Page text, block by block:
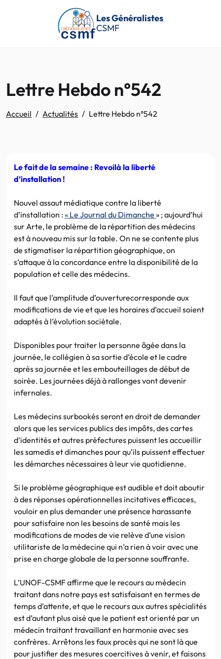
Passer au contenu principal
Les Généralistes
CSMF
Lettre Hebdo n°542
Accueil Actualités Lettre Hebdo n°542
Le fait de la semaine : Revoilà la liberté
d’installation !
Nouvel assaut médiatique contre la liberté
d’installation :« Le Journal du Dimanche » ; aujourd’hui
sur Arte, le problème de la répartition des médecins
est à nouveau mis sur la table. On ne se contente plus
de stigmatiser la répartition géographique, on
s’attaque à la concordance entre la disponibilité de la
population et celle des médecins.
Il faut que l’amplitude d’ouverturecorresponde aux
modifications de vie et que les horaires d’accueil soient
adaptés à l’évolution sociétale.
Disponibles pour traiter la personne âgée dans la
journée, le collégien à sa sortie d’école et le cadre
après sa journée et les embouteillages de début de
soirée. Les journées déjà à rallonges vont devenir
infernales.
Les médecins surbookés seront en droit de demander
alors que les services publics des impôts, des cartes
d’identités et autres préfectures puissent les accueillir
les samedis et dimanches pour qu’ils puissent effectuer
les démarches nécessaires à leur vie quotidienne.
Si le problème géographique est audible et doit aboutir
à des réponses opérationnelles incitatives efficaces,
vouloir en plus demander une présence harassante
pour satisfaire non les besoins de santé mais les
modifications de modes de vie relève d’une vision
utilitariste de la médecine qui n’a rien à voir avec une
prise en charge globale de la personne souffrante.
L’UNOF-CSMF affirme que le recours au médecin
traitant dans notre pays est satisfaisant en termes de
temps d’attente, et que le recours aux autres spécialités
est d’autant plus aisé que le patient est orienté par un
médecin traitant travaillant en harmonie avec ses
confrères. Arrêtons les faux procès qui ne sont là que
pour justifier des mesures coercitives à venir, et faisons